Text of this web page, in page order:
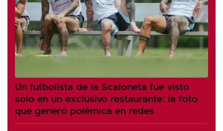
Un futbolista de la Scaloneta fue visto
solo en un exclusivo restaurante: la foto
que generó polémica en redes